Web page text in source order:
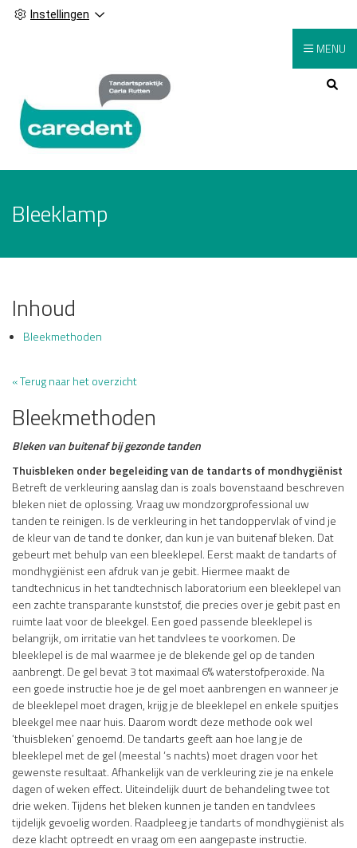
Instellingen
Hoofdmenu
MENU
Bleeklamp
Inhoud
Bleekmethoden
« Terug naar het overzicht
Bleekmethoden
Bleken van buitenaf bij gezonde tanden
Thuisbleken onder begeleiding van de tandarts of mondhygiënist
Betreft de verkleuring aanslag dan is zoals bovenstaand beschreven
bleken niet de oplossing. Vraag uw mondzorgprofessional uw
tanden te reinigen. Is de verkleuring in het tandoppervlak of vind je
de kleur van de tand te donker, dan kun je van buitenaf bleken. Dat
gebeurt met behulp van een bleeklepel. Eerst maakt de tandarts of
mondhygiënist een afdruk van je gebit. Hiermee maakt de
tandtechnicus in het tandtechnisch laboratorium een bleeklepel van
een zachte transparante kunststof, die precies over je gebit past en
ruimte laat voor de bleekgel. Een goed passende bleeklepel is
belangrijk, om irritatie van het tandvlees te voorkomen. De
bleeklepel is de mal waarmee je de blekende gel op de tanden
aanbrengt. De gel bevat 3 tot maximaal 6% waterstofperoxide. Na
een goede instructie hoe je de gel moet aanbrengen en wanneer je
de bleeklepel moet dragen, krijg je de bleeklepel en enkele spuitjes
bleekgel mee naar huis. Daarom wordt deze methode ook wel
‘thuisbleken’ genoemd. De tandarts geeft aan hoe lang je de
bleeklepel met de gel (meestal ‘s nachts) moet dragen voor het
gewenste resultaat. Afhankelijk van de verkleuring zie je na enkele
dagen of weken effect. Uiteindelijk duurt de behandeling twee tot
drie weken. Tijdens het bleken kunnen je tanden en tandvlees
tijdelijk gevoelig worden. Raadpleeg je tandarts of mondhygiënist als
deze klacht optreedt en vraag om een aangepaste instructie.